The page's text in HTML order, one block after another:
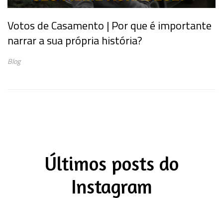
Votos de Casamento | Por que é importante
narrar a sua própria história?
Blog
Últimos posts do
Instagram